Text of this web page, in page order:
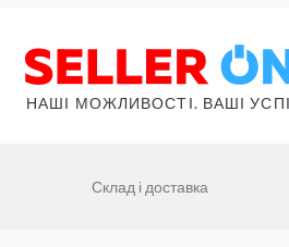
НАШІ МОЖЛИВОСТІ. ВАШІ
Склад і доставка